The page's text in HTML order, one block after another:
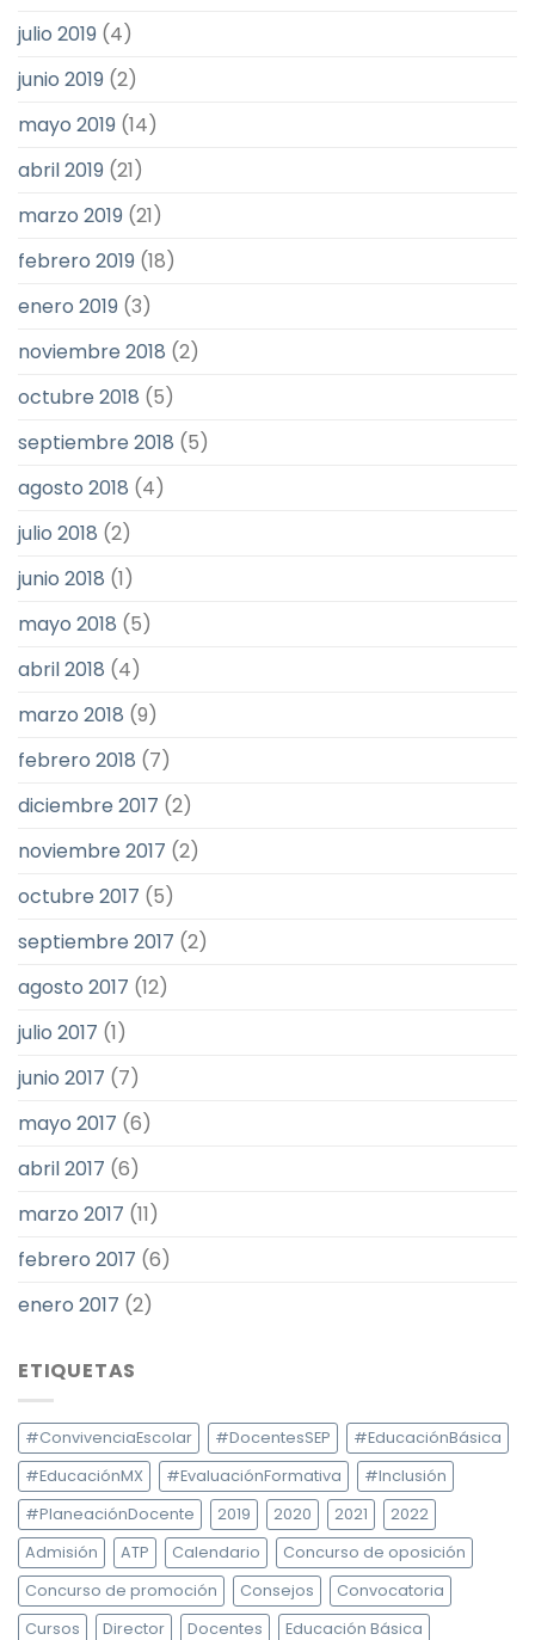
julio 2019 (4)
junio 2019 (2)
mayo 2019 (14)
abril 2019 (21)
marzo 2019 (21)
febrero 2019 (18)
enero 2019 (3)
noviembre 2018 (2)
octubre 2018 (5)
septiembre 2018 (5)
agosto 2018 (4)
julio 2018 (2)
junio 2018 (1)
mayo 2018 (5)
abril 2018 (4)
marzo 2018 (9)
febrero 2018 (7)
diciembre 2017 (2)
noviembre 2017 (2)
octubre 2017 (5)
septiembre 2017 (2)
agosto 2017 (12)
julio 2017 (1)
junio 2017 (7)
mayo 2017 (6)
abril 2017 (6)
marzo 2017 (11)
febrero 2017 (6)
enero 2017 (2)
ETIQUETAS
#ConvivenciaEscolar #DocentesSEP
#EducaciónBásica
#EducaciónMX
#EvaluaciónFormativa
#Inclusión
#PlaneaciónDocente
2019 2020 2021
2022
Admisión
ATP Calendario
Concurso de oposición
Concurso de promoción
Consejos
Convocatoria
Cursos
Director Docentes
Educación Básica